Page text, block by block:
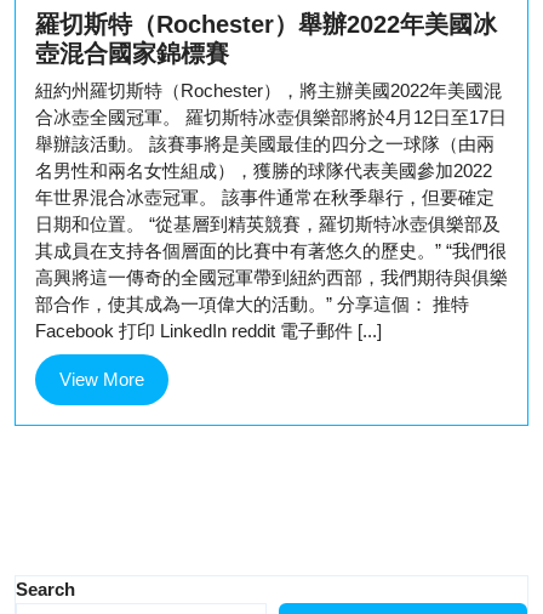
羅切斯特（Rochester）舉辦2022年美國冰
壺混合國家錦標賽
紐約州羅切斯特（Rochester），將主辦美國2022年美國混
合冰壺全國冠軍。 羅切斯特冰壺俱樂部將於4月12日至17日
舉辦該活動。 該賽事將是美國最佳的四分之一球隊（由兩
名男性和兩名女性組成），獲勝的球隊代表美國參加2022
年世界混合冰壺冠軍。 該事件通常在秋季舉行，但要確定
日期和位置。 “從基層到精英競賽，羅切斯特冰壺俱樂部及
其成員在支持各個層面的比賽中有著悠久的歷史。” “我們很
高興將這一傳奇的全國冠軍帶到紐約西部，我們期待與俱樂
部合作，使其成為一項偉大的活動。” 分享這個： 推特
Facebook 打印 LinkedIn reddit 電子郵件 [...]
View MoreView
More
Search